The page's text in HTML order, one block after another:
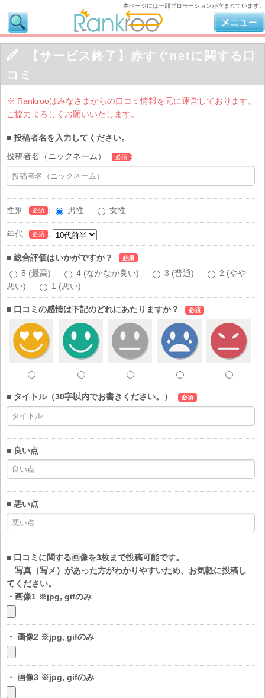

【サービス終了】赤すぐnetに関する口
コミ
※ Rankrooはみなさまからの口コミ情報を元に運営しております。
ご協力よろしくお願いいたします。
■ 投稿者名を入力してください。
投稿者名（ニックネーム）
必須 :
性別 必須 : 男性 女性
年代 必須 :
■ 総合評価はいかがですか？ 必須
5 (最高) 4 (なかなか良い) 3 (普通)
2 (やや
悪い)
1 (悪い)
■ 口コミの感情は下記のどれにあたりますか？ 必須
■ タイトル（30字以内でお書きください。） 必須
■ 良い点
■ 悪い点
■ 口コミに関する画像を3枚まで投稿可能です。
写真（写メ）があった方がわかりやすいため、お気軽に投稿し
てください。
・画像1 ※jpg, gifのみ
・ 画像2 ※jpg, gifのみ
・ 画像3 ※jpg, gifのみ
本ページには一部プロモーションが含まれています。